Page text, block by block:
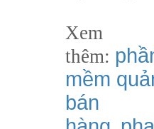
Xem
thêm:
mềm
bán